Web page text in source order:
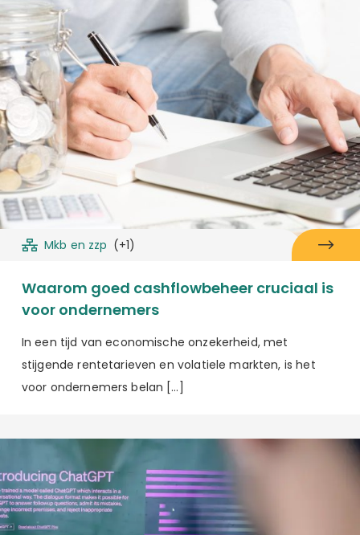
Mkb en zzp (+1)
Waarom goed cashflowbeheer cruciaal is
voor ondernemers
In een tijd van economische onzekerheid, met
stijgende rentetarieven en volatiele markten, is het
voor ondernemers belan […]